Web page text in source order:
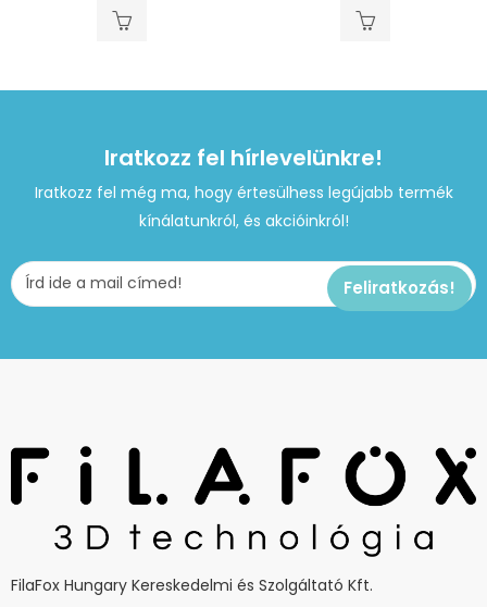
Iratkozz fel hírlevelünkre!
Iratkozz fel még ma, hogy értesülhess legújabb termék
kínálatunkról, és akcióinkról!
FilaFox Hungary Kereskedelmi és Szolgáltató Kft.